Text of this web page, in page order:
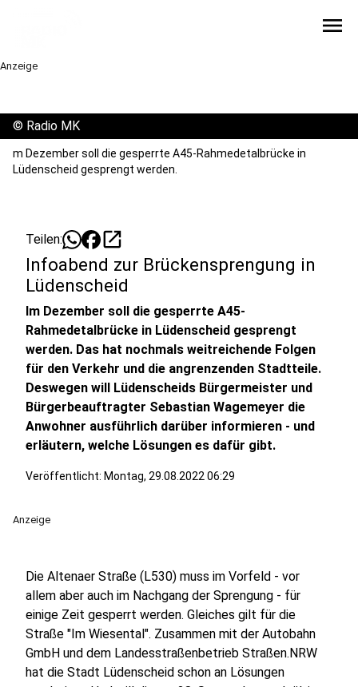
menu
Anzeige
© Radio MK
m Dezember soll die gesperrte A45-Rahmedetalbrücke in
Lüdenscheid gesprengt werden.
Teilen: open_in_new
Infoabend zur Brückensprengung in
Lüdenscheid
Im Dezember soll die gesperrte A45-
Rahmedetalbrücke in Lüdenscheid gesprengt
werden. Das hat nochmals weitreichende Folgen
für den Verkehr und die angrenzenden Stadtteile.
Deswegen will Lüdenscheids Bürgermeister und
Bürgerbeauftragter Sebastian Wagemeyer die
Anwohner ausführlich darüber informieren - und
erläutern, welche Lösungen es dafür gibt.
Veröffentlicht: Montag, 29.08.2022 06:29
Anzeige
Die Altenaer Straße (L530) muss im Vorfeld - vor
allem aber auch im Nachgang der Sprengung - für
einige Zeit gesperrt werden. Gleiches gilt für die
Straße "Im Wiesental". Zusammen mit der Autobahn
GmbH und dem Landesstraßenbetrieb Straßen.NRW
hat die Stadt Lüdenscheid schon an Lösungen